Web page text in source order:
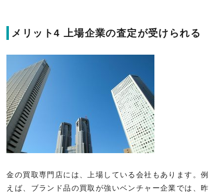
メリット4 上場企業の査定が受けられる
金の買取専門店には、上場している会社もあります。例
えば、ブランド品の買取が強いベンチャー企業では、昨